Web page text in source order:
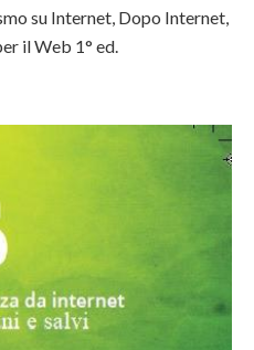
su Internet, Dopo Internet,
il Web 1° ed.